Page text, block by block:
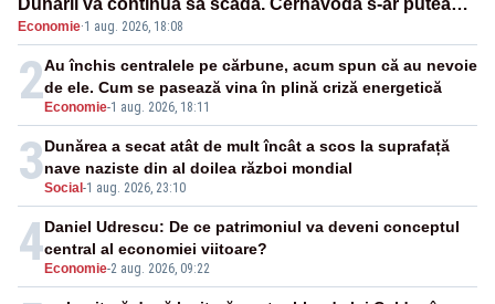
Dunării va continua să scadă. Cernavodă s-ar putea
închide în 4 zile
Economie·1 aug. 2026, 18:08
2 Economie-1 aug. 2026, 18:11
Au închis centralele pe cărbune, acum spun că au nevoie
de ele. Cum se pasează vina în plină criză energetică
3Social -1 aug. 2026, 23:10
Dunărea a secat atât de mult încât a scos la suprafață
nave naziste din al doilea război mondial
4 Economie-2 aug. 2026, 09:22
Daniel Udrescu: De ce patrimoniul va deveni conceptul
central al economiei viitoare?